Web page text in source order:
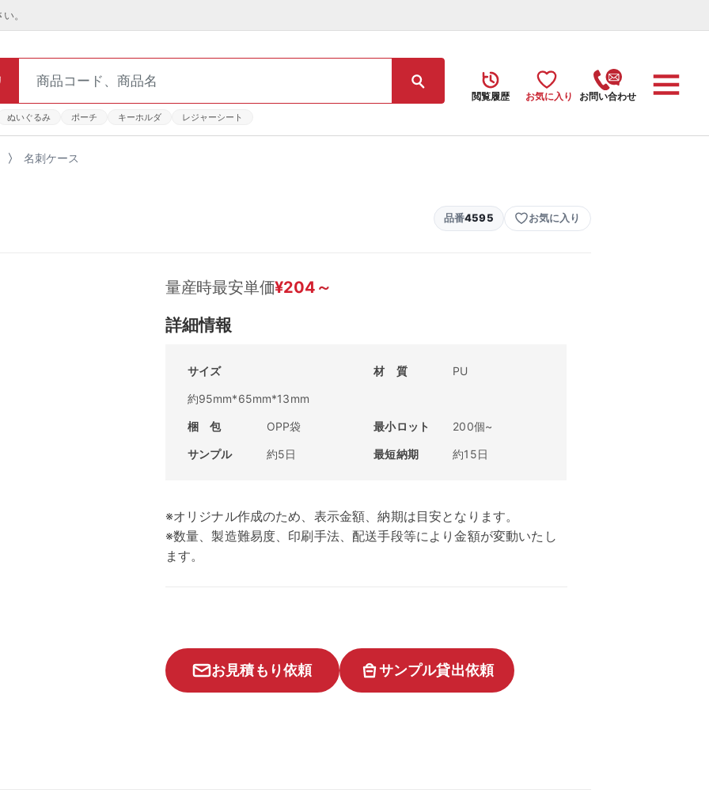
。
ぬいぐるみ ポーチ キーホルダ レジャーシート
閲覧履歴 お気に入り お問い合わせ
名刺ケース
品番4595 お気に入り
量産時最安単価¥204 ～
詳細情報
サイズ
約95mm*65mm*13mm
材 質 PU
梱 包 OPP袋 最小ロット 200個~
サンプル 約5日 最短納期 約15日
※オリジナル作成のため、表示金額、納期は目安となります。
※数量、製造難易度、印刷手法、配送手段等により金額が変動いたし
ます。
お見積もり依頼 サンプル貸出依頼